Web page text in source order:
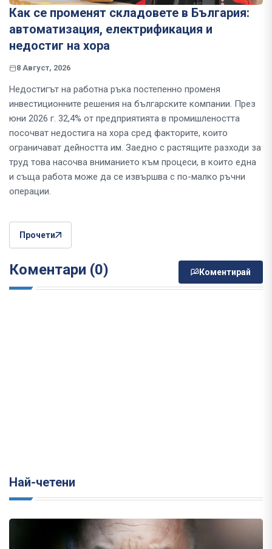
Как се променят складовете в България:
автоматизация, електрификация и
недостиг на хора
8 Август, 2026
Недостигът на работна ръка постепенно променя
инвестиционните решения на българските компании. През
юни 2026 г. 32,4% от предприятията в промишлеността
посочват недостига на хора сред факторите, които
ограничават дейността им. Заедно с растящите разходи за
труд това насочва вниманието към процеси, в които една
и съща работа може да се извършва с по-малко ръчни
операции.
Прочети
Коментари (0) Коментирай
Най-четени